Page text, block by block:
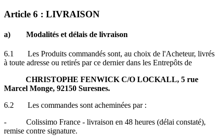
Article 6 : LIVRAISON
a) Modalités et délais de livraison
6.1 Les Produits commandés sont, au choix de l'Acheteur, livrés
à toute adresse ou retirés par ce dernier dans les Entrepôts de
CHRISTOPHE FENWICK C/O LOCKALL, 5 rue
Marcel Monge, 92150 Suresnes.
6.2 Les commandes sont acheminées par :
- Colissimo France - livraison en 48 heures (délai constaté),
remise contre signature.